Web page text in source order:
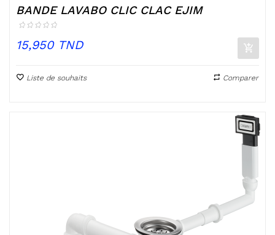
BANDE LAVABO CLIC CLAC EJIM
Prix
15,950 TND
Liste de souhaits Comparer